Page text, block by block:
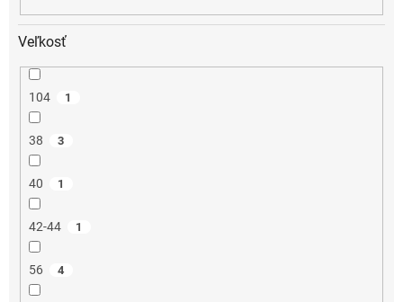
Veľkosť
104 1
38 3
40 1
42-44 1
56 4